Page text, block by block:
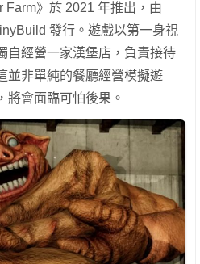
Farm》於 2021 年推出，由
發行。遊戲以第一身視
自經營一家漢堡店，負責接待
並非單純的餐廳經營模擬遊
將會面臨可怕後果。